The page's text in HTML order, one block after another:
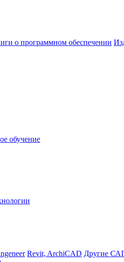
о программном обеспечении
обучение
Revit, ArchiCAD Другие